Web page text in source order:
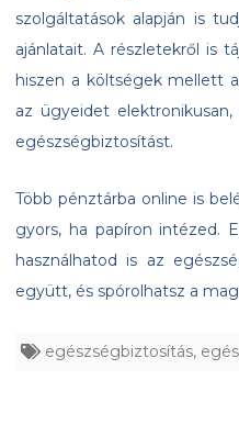
szolgáltatások alapján is
ajánlatait. A részletekről is
hiszen a költségek mellett
az ügyeidet
egészségbiztosítást.
Több pénztárba online is
gyors, ha papíron intézed.
használhatod is az
együtt, és spórolhatsz a
egészségbiztosítás,